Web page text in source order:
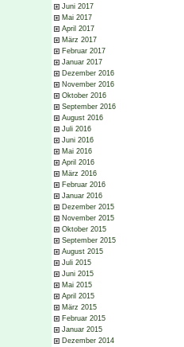
Juni 2017
Mai 2017
April 2017
März 2017
Februar 2017
Januar 2017
Dezember 2016
November 2016
Oktober 2016
September 2016
August 2016
Juli 2016
Juni 2016
Mai 2016
April 2016
März 2016
Februar 2016
Januar 2016
Dezember 2015
November 2015
Oktober 2015
September 2015
August 2015
Juli 2015
Juni 2015
Mai 2015
April 2015
März 2015
Februar 2015
Januar 2015
Dezember 2014